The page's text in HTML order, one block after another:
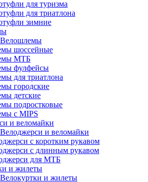
для туризма
для триатлона
зимние
шоссейные
МТБ
фулфейсы
для триатлона
городские
детские
подростковые
с MIPS
и веломайки
и веломайки
с коротким рукавом
с длинным рукавом
для МТБ
и жилеты
и жилеты